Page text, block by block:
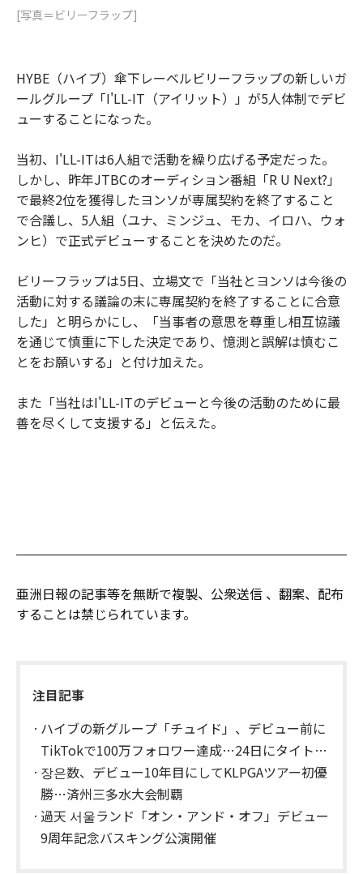
[写真＝ビリーフラップ]
HYBE（ハイブ）傘下レーベルビリーフラップの新しいガ
ールグループ「I'LL-IT（アイリット）」が5人体制でデビ
ューすることになった。
当初、I'LL-ITは6人組で活動を繰り広げる予定だった。
しかし、昨年JTBCのオーディション番組「R U Next?」
で最終2位を獲得したヨンソが専属契約を終了すること
で合議し、5人組（ユナ、ミンジュ、モカ、イロハ、ウォ
ンヒ）で正式デビューすることを決めたのだ。
ビリーフラップは5日、立場文で「当社とヨンソは今後の
活動に対する議論の末に専属契約を終了することに合意
した」と明らかにし、「当事者の意思を尊重し相互協議
を通じて慎重に下した決定であり、憶測と誤解は慎むこ
とをお願いする」と付け加えた。
また「当社はI'LL-ITのデビューと今後の活動のために最
善を尽くして支援する」と伝えた。
亜洲日報の記事等を無断で複製、公衆送信 、翻案、配布
することは禁じられています。
注目記事
ハイブの新グループ「チュイド」、デビュー前に
TikTokで100万フォロワー達成…24日にタイトル
曲を発表
장은数、デビュー10年目にしてKLPGAツアー初優
勝…済州三多水大会制覇
過天 서울ランド「オン・アンド・オフ」デビュー
9周年記念バスキング公演開催